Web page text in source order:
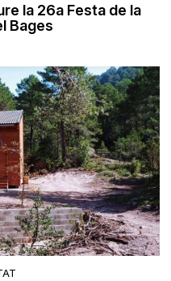
la 26a Festa de la
Bages